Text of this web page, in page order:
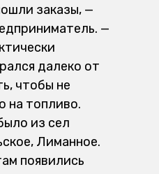
заказы, —
—
далеко от
чтобы не
на топливо.
из сел
Лиманное.
появились